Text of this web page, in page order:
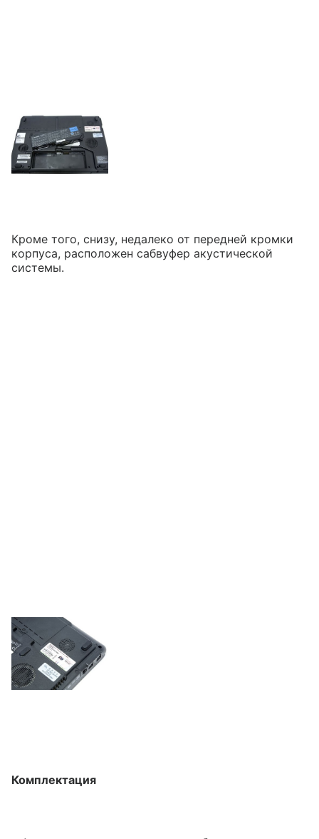
Кроме того, снизу, недалеко от передней кромки
корпуса, расположен сабвуфер акустической
системы.
Комплектация